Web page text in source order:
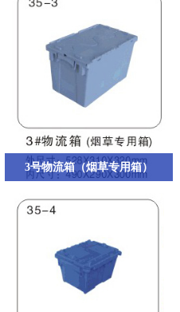
3号物流箱（烟草专用箱）